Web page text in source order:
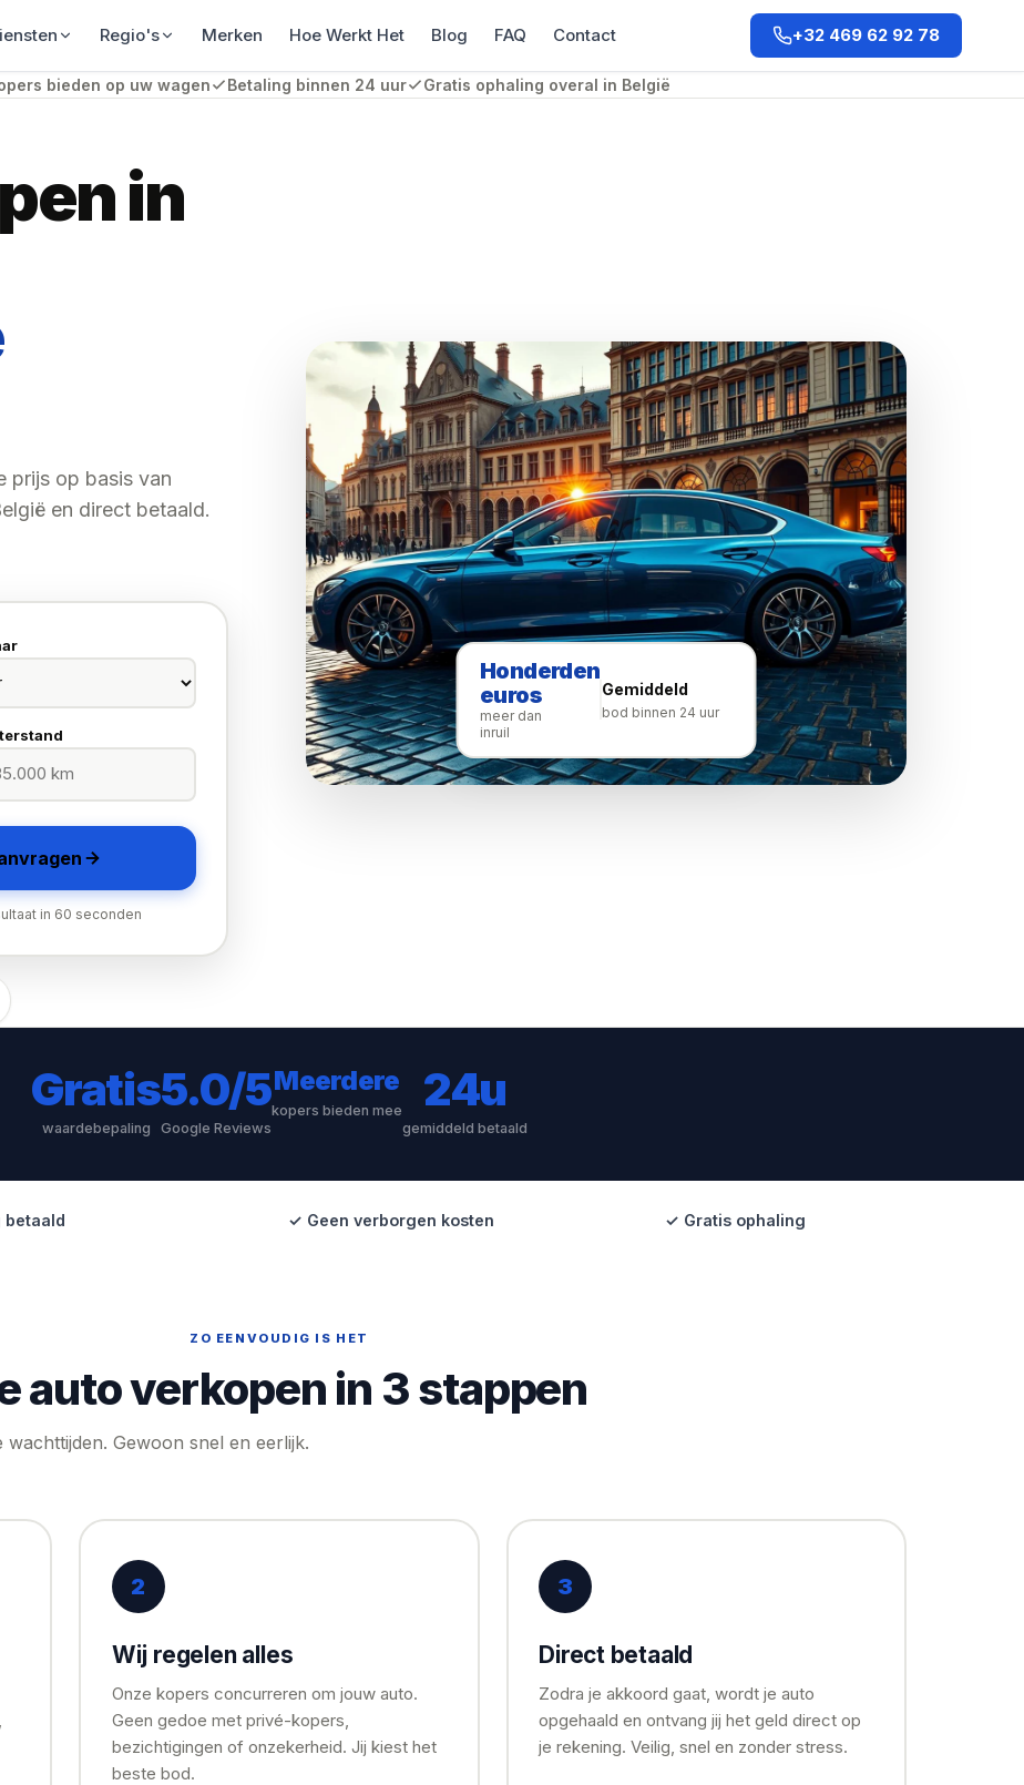
Regio's Merken Hoe Werkt Het Blog FAQ Contact +32 469 62 92 78
bieden op uw wagen Betaling binnen 24 uur Gratis ophaling overal in België
in
op basis van
en direct betaald.
in 60 seconden
Honderden
euros
meer dan
inruil
Gemiddeld
bod binnen 24 uur
Gratis
waardebepaling
5.0/5
Google Reviews
Meerdere
kopers bieden mee 24u
gemiddeld betaald
betaald ✓ Geen verborgen kosten ✓ Gratis ophaling
ZO EENVOUDIG IS HET
auto verkopen in 3 stappen
Gewoon snel en eerlijk.
2
Wij regelen alles
Onze kopers concurreren om jouw auto.
Geen gedoe met privé-kopers,
bezichtigingen of onzekerheid. Jij kiest het
beste bod.
3
Direct betaald
Zodra je akkoord gaat, wordt je auto
opgehaald en ontvang jij het geld direct op
je rekening. Veilig, snel en zonder stress.